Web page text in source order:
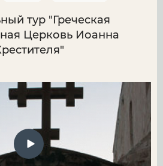
тур "Греческая
Церковь Иоанна